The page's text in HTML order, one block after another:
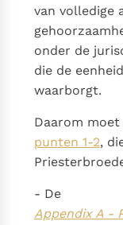
van volledige
onder de
die de
waarborgt.
Daarom
punten 1-2,
- De
Appendix A -